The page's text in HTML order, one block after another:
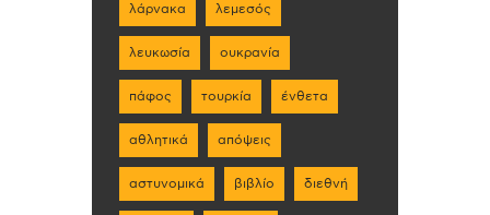
λάρνακα λεμεσός
λευκωσία ουκρανία
πάφος τουρκία ένθετα
αθλητικά απόψεις
αστυνομικά βιβλίο διεθνή